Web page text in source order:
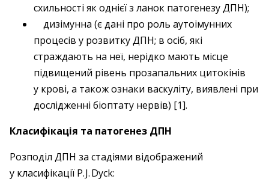
схильності як однієї з ланок патогенезу ДПН);
дизімунна (є дані про роль аутоімунних
процесів у розвитку ДПН; в осіб, які
страждають на неї, нерідко мають місце
підвищений рівень прозапальних цитокінів
у крові, а також ознаки васкуліту, виявлені при
дослідженні біоптату нервів) [1].
Класифікація та патогенез ДПН
Розподіл ДПН за стадіями відображений
у класифікації P. J. Dyck: